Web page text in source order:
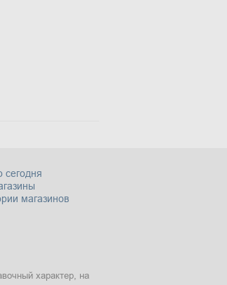
сегодня
магазинов
характер, на